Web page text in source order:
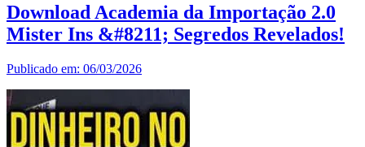
Download Academia da Importação 2.0
Mister Ins &#8211; Segredos Revelados!
Publicado em: 06/03/2026